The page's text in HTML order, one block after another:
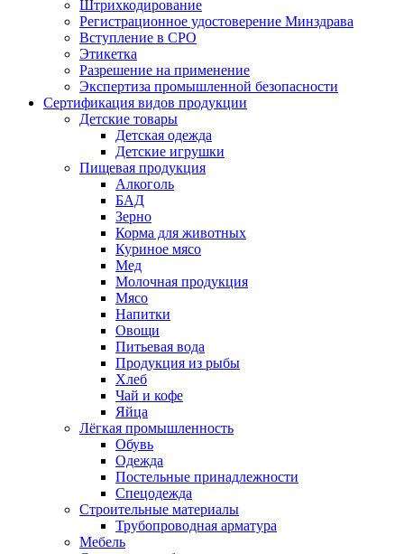
Штрихкодирование
Регистрационное удостоверение Минздрава
Вступление в СРО
Этикетка
Разрешение на применение
Экспертиза промышленной безопасности
Сертификация видов продукции
Детские товары
Детская одежда
Детские игрушки
Пищевая продукция
Алкоголь
БАД
Зерно
Корма для животных
Куриное мясо
Мед
Молочная продукция
Мясо
Напитки
Овощи
Питьевая вода
Продукция из рыбы
Хлеб
Чай и кофе
Яйца
Лёгкая промышленность
Обувь
Одежда
Постельные принадлежности
Спецодежда
Строительные материалы
Трубопроводная арматура
Мебель